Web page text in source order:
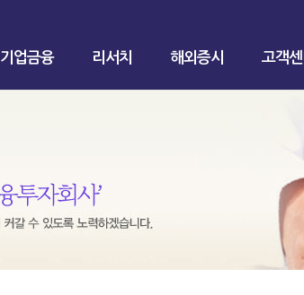
기업금융 리서치 해외증시 고객센